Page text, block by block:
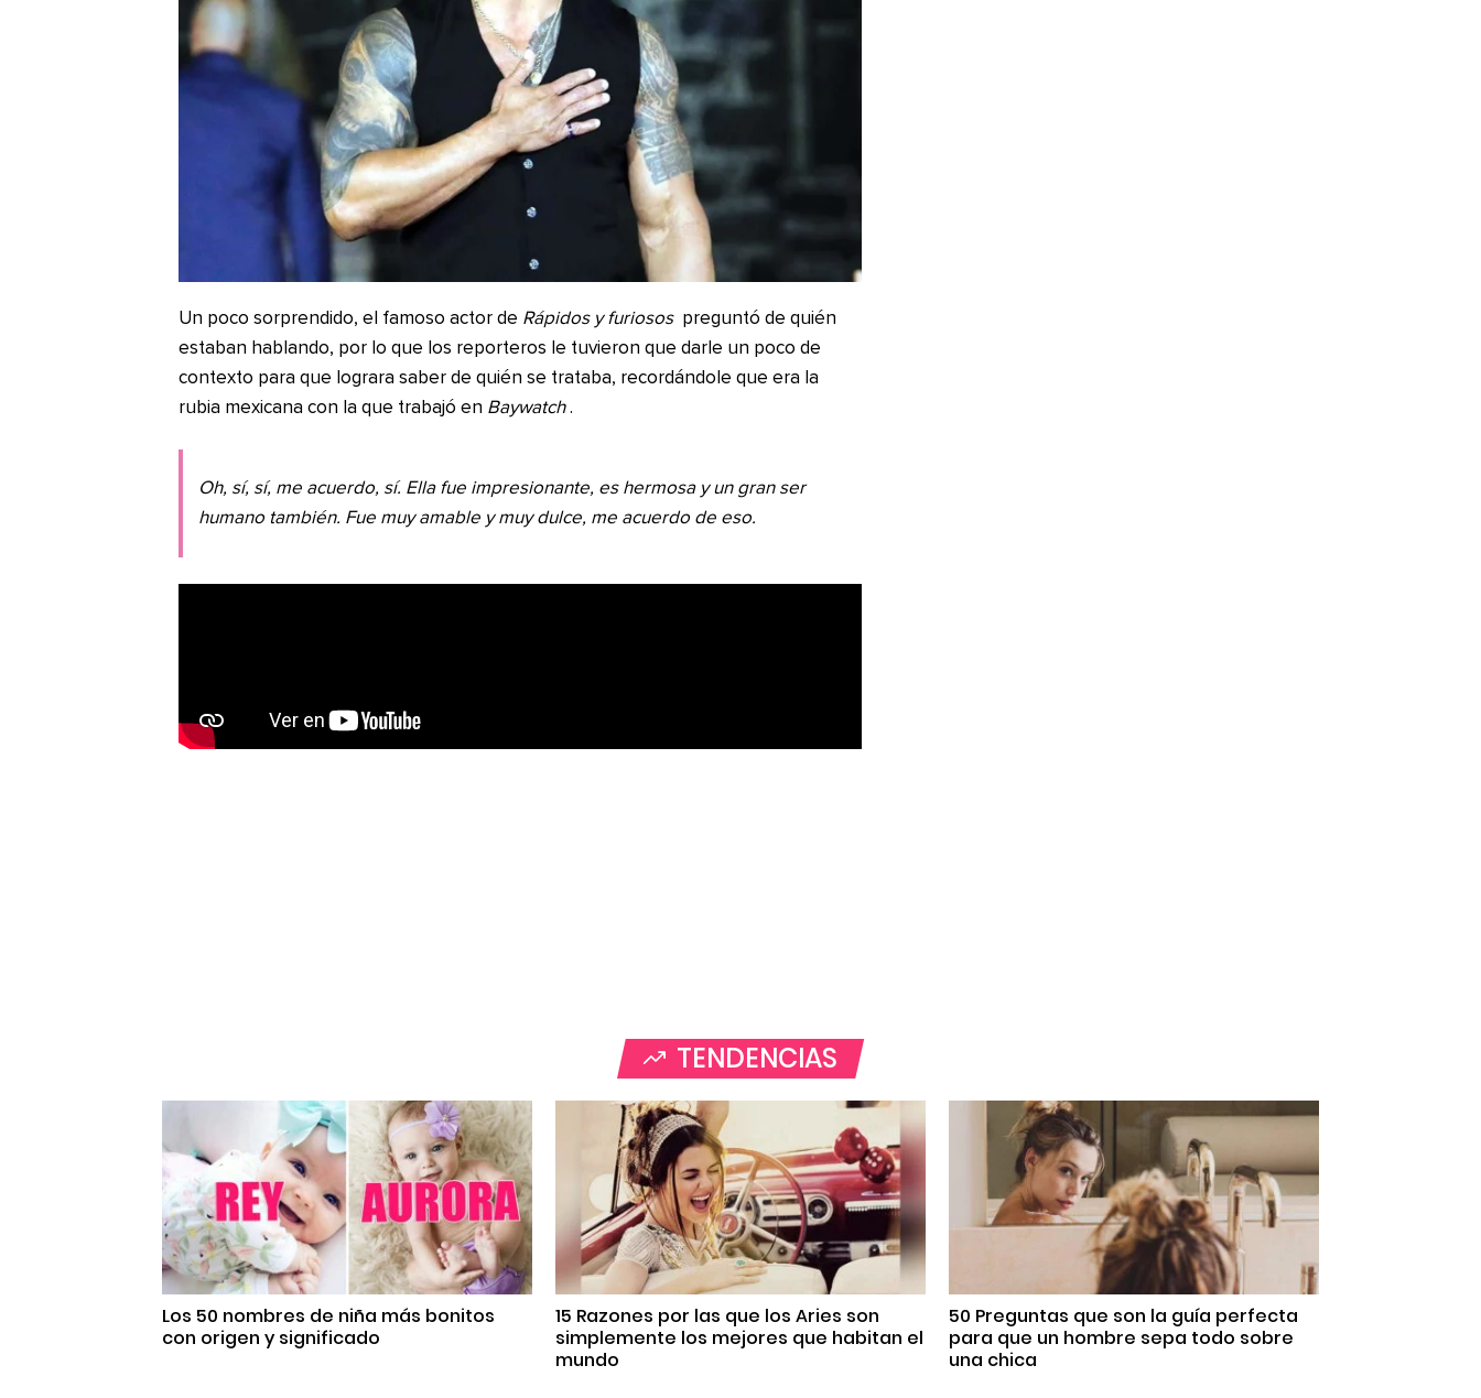
Un poco sorprendido, el famoso actor de Rápidos y furiosos preguntó de quién
estaban hablando, por lo que los reporteros le tuvieron que darle un poco de
contexto para que lograra saber de quién se trataba, recordándole que era la
rubia mexicana con la que trabajó en Baywatch .
Oh, sí, sí, me acuerdo, sí. Ella fue impresionante, es hermosa y un gran ser
humano también. Fue muy amable y muy dulce, me acuerdo de eso.
TENDENCIAS
Los 50 nombres de niña más bonitos
con origen y significado
15 Razones por las que los Aries son
simplemente los mejores que habitan el
mundo
50 Preguntas que son la guía perfecta
para que un hombre sepa todo sobre
una chica